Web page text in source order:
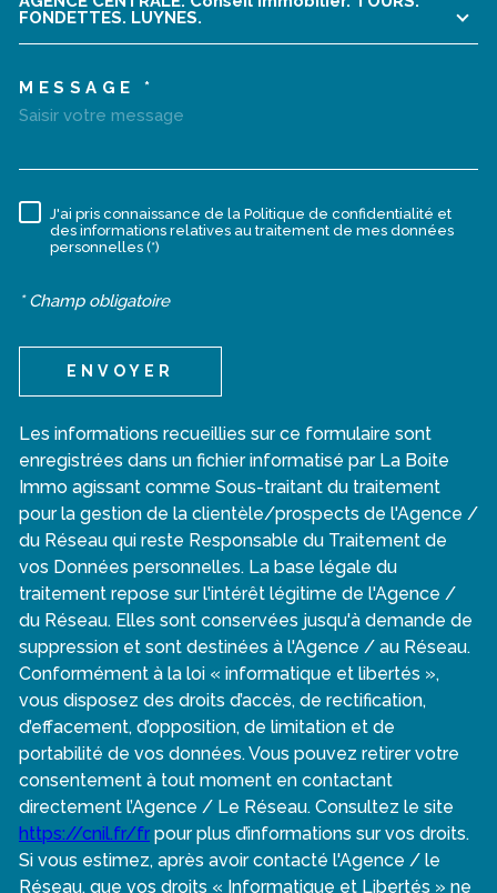
FONDETTES. LUYNES.
MESSAGE *
RÈGLEMENTATION
J'ai pris connaissance de la Politique de confidentialité et
des informations relatives au traitement de mes données
personnelles (*)
* Champ obligatoire
ENVOYER
Les informations recueillies sur ce formulaire sont
enregistrées dans un fichier informatisé par La Boite
Immo agissant comme Sous-traitant du traitement
pour la gestion de la clientèle/prospects de l'Agence /
du Réseau qui reste Responsable du Traitement de
vos Données personnelles. La base légale du
traitement repose sur l'intérêt légitime de l'Agence /
du Réseau. Elles sont conservées jusqu'à demande de
suppression et sont destinées à l'Agence / au Réseau.
Conformément à la loi « informatique et libertés »,
vous disposez des droits d’accès, de rectification,
d’effacement, d’opposition, de limitation et de
portabilité de vos données. Vous pouvez retirer votre
consentement à tout moment en contactant
directement l’Agence / Le Réseau. Consultez le site
https://cnil.fr/fr pour plus d’informations sur vos droits.
Si vous estimez, après avoir contacté l'Agence / le
Réseau, que vos droits « Informatique et Libertés » ne